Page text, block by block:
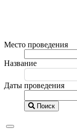
Место проведения
Название
Даты проведения
Поиск